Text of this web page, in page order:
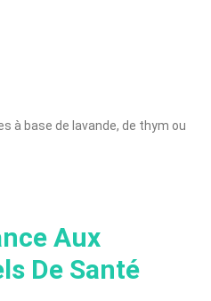
à base de lavande, de thym ou
Aux
De Santé